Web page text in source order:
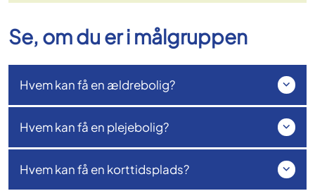
Se, om du er i målgruppen
Hvem kan få en ældrebolig?
Hvem kan få en plejebolig?
Hvem kan få en korttidsplads?